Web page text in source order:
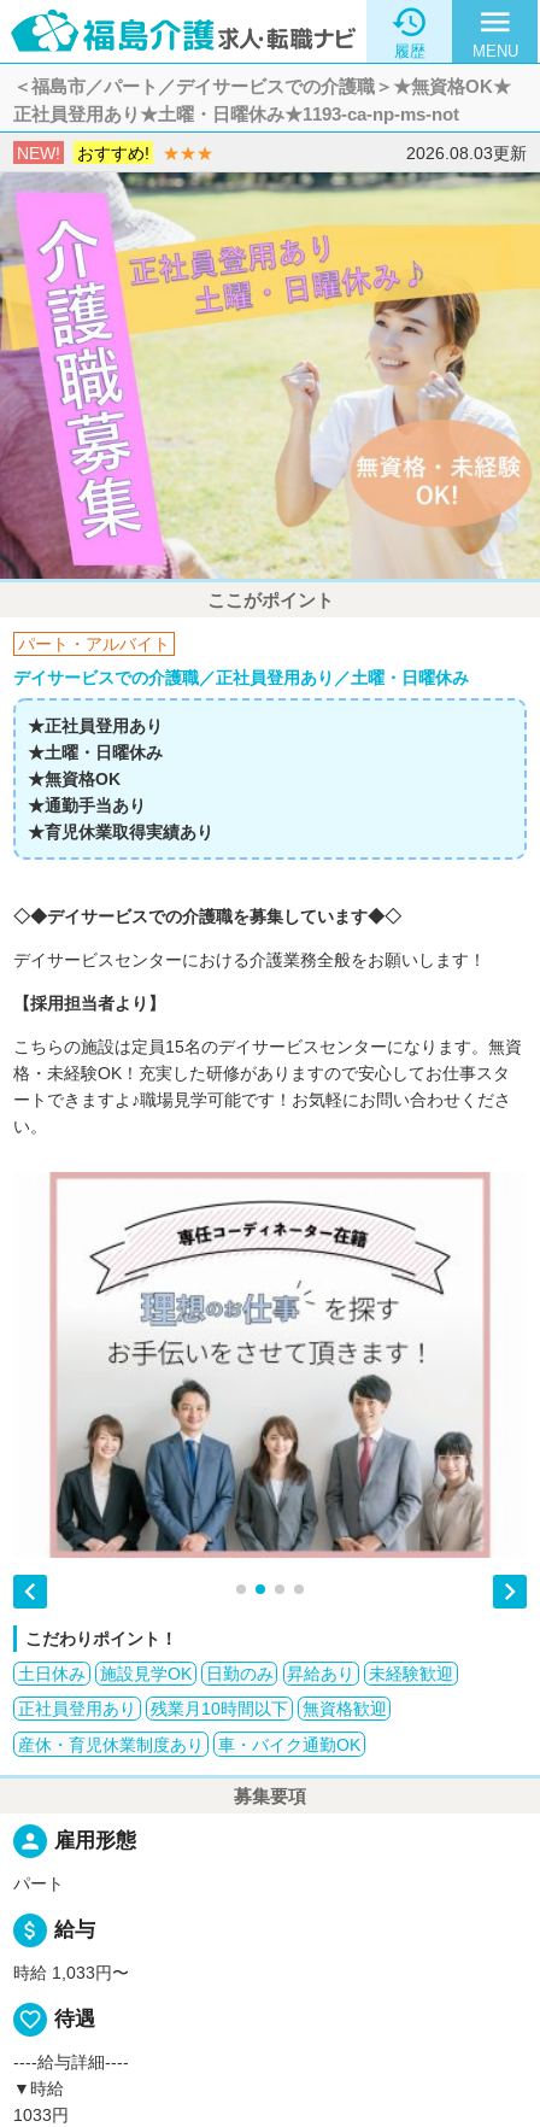

履歴
menu
MENU
＜福島市／パート／デイサービスでの介護職＞★無資格OK★
正社員登用あり★土曜・日曜休み★1193-ca-np-ms-not
NEW! おすすめ! ★★★ 2026.08.03更新
ここがポイント
パート・アルバイト
デイサービスでの介護職／正社員登用あり／土曜・日曜休み
★正社員登用あり
★土曜・日曜休み
★無資格OK
★通勤手当あり
★育児休業取得実績あり
◇◆デイサービスでの介護職を募集しています◆◇
デイサービスセンターにおける介護業務全般をお願いします！
【採用担当者より】
こちらの施設は定員15名のデイサービスセンターになります。無資
格・未経験OK！充実した研修がありますので安心してお仕事スタ
ートできますよ♪職場見学可能です！お気軽にお問い合わせくださ
い。
 
こだわりポイント！
土日休み
施設見学OK 日勤のみ 昇給あり
未経験歓迎
正社員登用あり
残業月10時間以下
無資格歓迎
産休・育児休業制度あり
車・バイク通勤OK
募集要項
person 雇用形態
パート
attach_money 給与
時給 1,033円〜
favorite_border 待遇
----給与詳細----
▼時給
1033円